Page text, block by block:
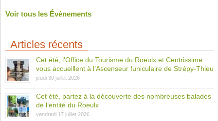
Voir tous les Évènements
Articles récents
Cet été, l’Office du Tourisme du Roeulx et Centrissime
vous accueillent à l’Ascenseur funiculaire de Strépy-Thieu
jeudi 30 juillet 2026
Cet été, partez à la découverte des nombreuses balades
de l’entité du Roeulx
vendredi 17 juillet 2026